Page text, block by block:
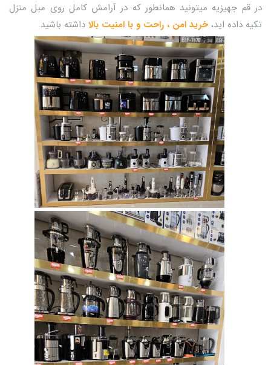
در قم جهیزیه میتونید همانطور که در آرامش کامل روی مبل منزل
تکیه داده اید،خرید امن ، راحت و با امنیت بالا داشته باشید.